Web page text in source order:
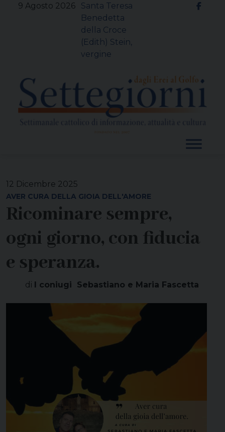
9 Agosto 2026
Santa Teresa
Benedetta
della Croce
(Edith) Stein,
vergine
12 Dicembre 2025
AVER CURA DELLA GIOIA DELL'AMORE
Ricominare sempre,
ogni giorno, con fiducia
e speranza.
di I coniugi Sebastiano e Maria Fascetta